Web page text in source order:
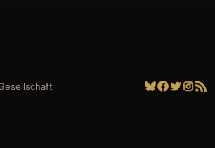
Bluesky